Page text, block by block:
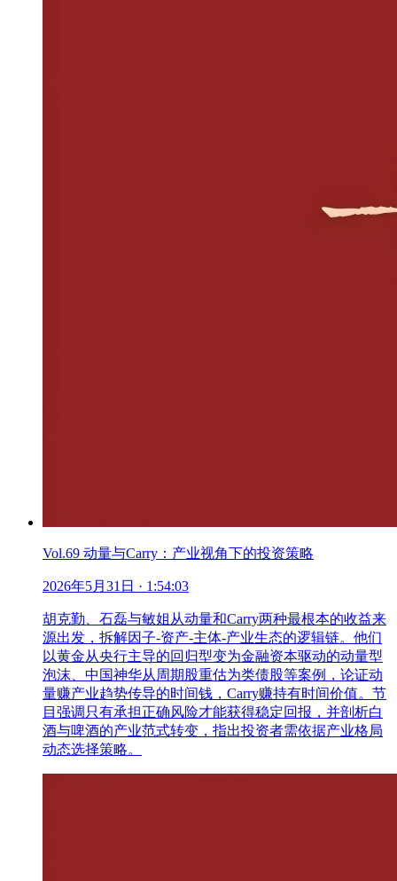
Vol.69 动量与Carry：产业视角下的投资策略
2026年5月31日 · 1:54:03
胡克勤、石磊与敏姐从动量和Carry两种最根本的收益来
源出发，拆解因子-资产-主体-产业生态的逻辑链。他们
以黄金从央行主导的回归型变为金融资本驱动的动量型
泡沫、中国神华从周期股重估为类债股等案例，论证动
量赚产业趋势传导的时间钱，Carry赚持有时间价值。节
目强调只有承担正确风险才能获得稳定回报，并剖析白
酒与啤酒的产业范式转变，指出投资者需依据产业格局
动态选择策略。